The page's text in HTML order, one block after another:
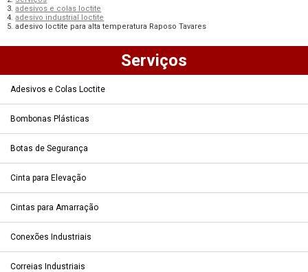
adesivos e colas loctite
adesivo industrial loctite
adesivo loctite para alta temperatura Raposo Tavares
Serviços
Adesivos e Colas Loctite
Bombonas Plásticas
Botas de Segurança
Cinta para Elevação
Cintas para Amarração
Conexões Industriais
Correias Industriais